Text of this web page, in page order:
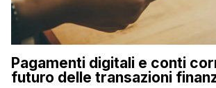
Pagamenti digitali e conti
futuro delle transazioni